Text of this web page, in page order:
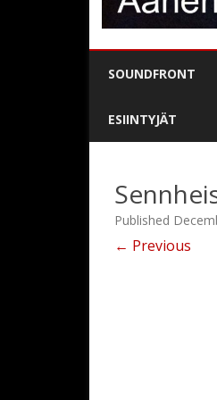
SOUNDFRONT
ESIINTYJÄT
Published
← Previous